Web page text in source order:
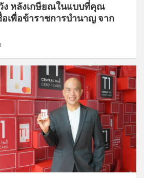
ง หลังเกษียณในแบบที่คุณ
เพื่อข้าราชการบำนาญ จาก